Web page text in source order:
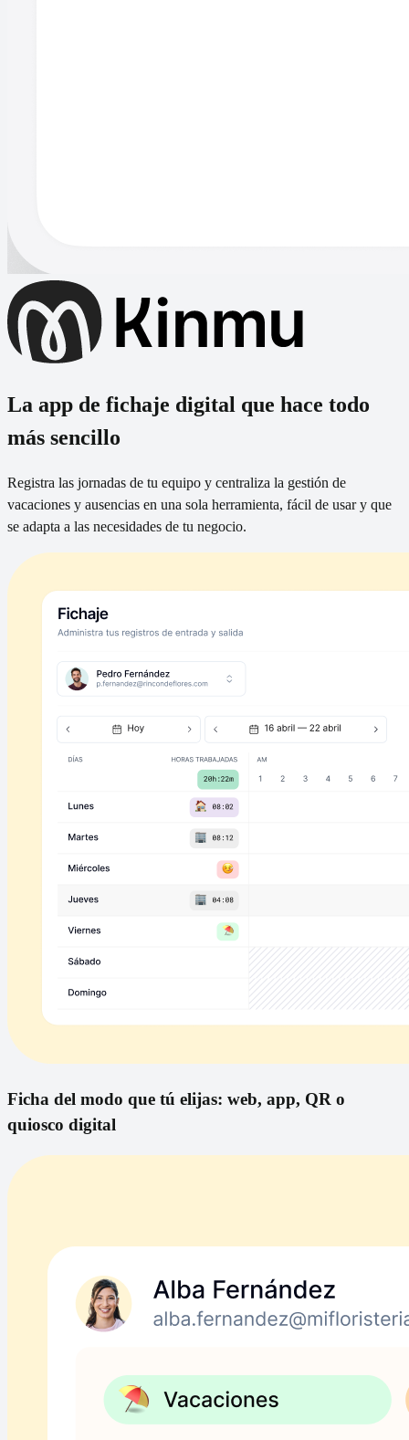
La app de fichaje digital que hace todo
más sencillo
Registra las jornadas de tu equipo y centraliza la gestión de
vacaciones y ausencias en una sola herramienta, fácil de usar y que
se adapta a las necesidades de tu negocio.
Ficha del modo que tú elijas: web, app, QR o
quiosco digital